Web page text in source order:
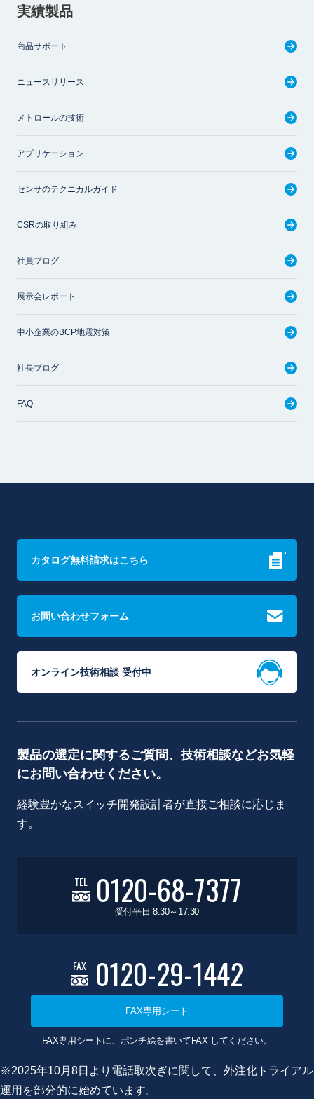
実績製品
商品サポート
ニュースリリース
メトロールの技術
アプリケーション
センサのテクニカルガイド
CSRの取り組み
社員ブログ
展示会レポート
中小企業のBCP地震対策
社長ブログ
FAQ
カタログ無料請求はこちら
お問い合わせフォーム
オンライン技術相談 受付中
製品の選定に関するご質問、技術相談などお気軽
にお問い合わせください。
経験豊かなスイッチ開発設計者が直接ご相談に応じま
す。
TEL 0120-68-7377
受付平日 8:30～17:30
FAX 0120-29-1442
FAX専用シート
FAX専用シートに、ポンチ絵を書いてFAX してください。
※2025年10月8日より電話取次ぎに関して、外注化トライアル
運用を部分的に始めています。